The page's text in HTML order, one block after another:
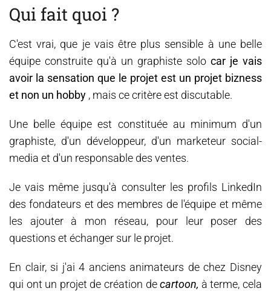
Qui fait quoi ?
C'est vrai, que je vais être plus sensible à une belle
équipe construite qu'à un graphiste solocar je vais
avoir la sensation que le projet est un projet bizness
et non un hobby, mais ce critère est discutable.
Une belle équipe est constituée au minimum d'un
graphiste, d'un développeur, d'un marketeur social-
media et d'un responsable des ventes.
Je vais même jusqu'à consulter les profils LinkedIn
des fondateurs et des membres de l'équipe et même
les ajouter à mon réseau, pour leur poser des
questions et échanger sur le projet.
En clair, si j'ai 4 anciens animateurs de chez Disney
qui ont un projet de création decartoon, à terme, cela